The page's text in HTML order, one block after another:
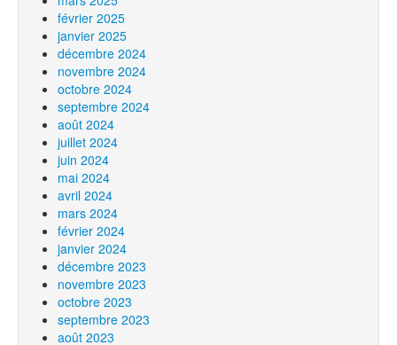
février 2025
janvier 2025
décembre 2024
novembre 2024
octobre 2024
septembre 2024
août 2024
juillet 2024
juin 2024
mai 2024
avril 2024
mars 2024
février 2024
janvier 2024
décembre 2023
novembre 2023
octobre 2023
septembre 2023
août 2023